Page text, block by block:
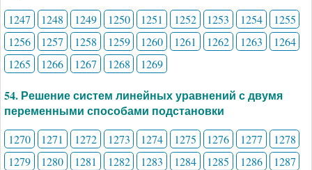
1247 1248 1249 1250 1251 1252 1253 1254
1255
1256
1257 1258 1259 1260 1261 1262 1263
1264
1265
1266 1267 1268 1269
54. Решение систем линейных уравнений с двумя
переменными способами подстановки
1270 1271 1272 1273 1274 1275 1276 1277
1278
1279
1280 1281 1282 1283 1284 1285 1286
1287